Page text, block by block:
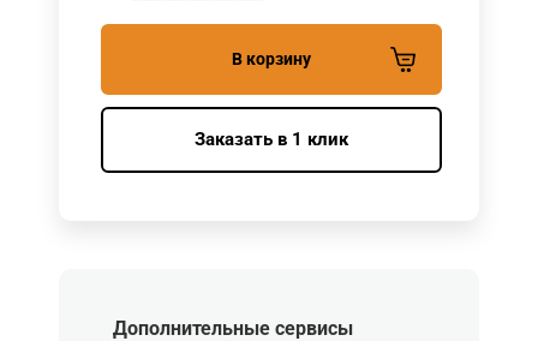
В корзину
Заказать в 1 клик
Дополнительные сервисы